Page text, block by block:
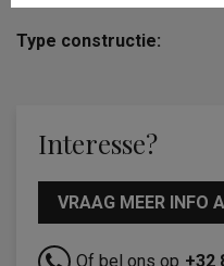
Type constructie:
Interesse?
VRAAG MEER INFO
Of bel ons op +32